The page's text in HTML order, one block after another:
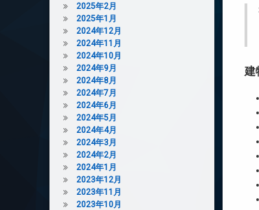
建
2025年2月
2025年1月
2024年12月
2024年11月
2024年10月
2024年9月
2024年8月
2024年7月
2024年6月
2024年5月
2024年4月
2024年3月
2024年2月
2024年1月
2023年12月
2023年11月
2023年10月